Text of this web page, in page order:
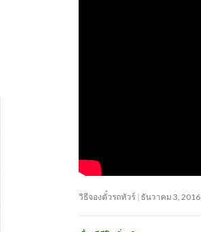
วิธีจองตั๋วรถทัวร์ ธันวาคม 3, 2016